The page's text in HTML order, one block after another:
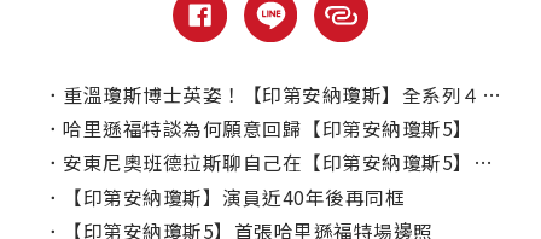
． 重溫瓊斯博士英姿！【印第安納瓊斯】全系列４部曲上架Disney+
． 哈里遜福特談為何願意回歸【印第安納瓊斯5】
． 安東尼奧班德拉斯聊自己在【印第安納瓊斯5】的角色
．
【印第安納瓊斯】演員近40年後再同框
．
【印第安納瓊斯5】首張哈里遜福特場邊照